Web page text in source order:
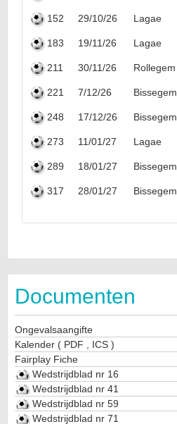
152 29/10/26 Lagae
183 19/11/26 Lagae
211 30/11/26 Rollegem
221 7/12/26 Bissegem
248 17/12/26 Bissegem
273 11/01/27 Lagae
289 18/01/27 Bissegem
317 28/01/27 Bissegem
Documenten
Ongevalsaangifte
Kalender ( PDF ICS )
Fairplay Fiche
Wedstrijdblad nr 16
Wedstrijdblad nr 41
Wedstrijdblad nr 59
Wedstrijdblad nr 71